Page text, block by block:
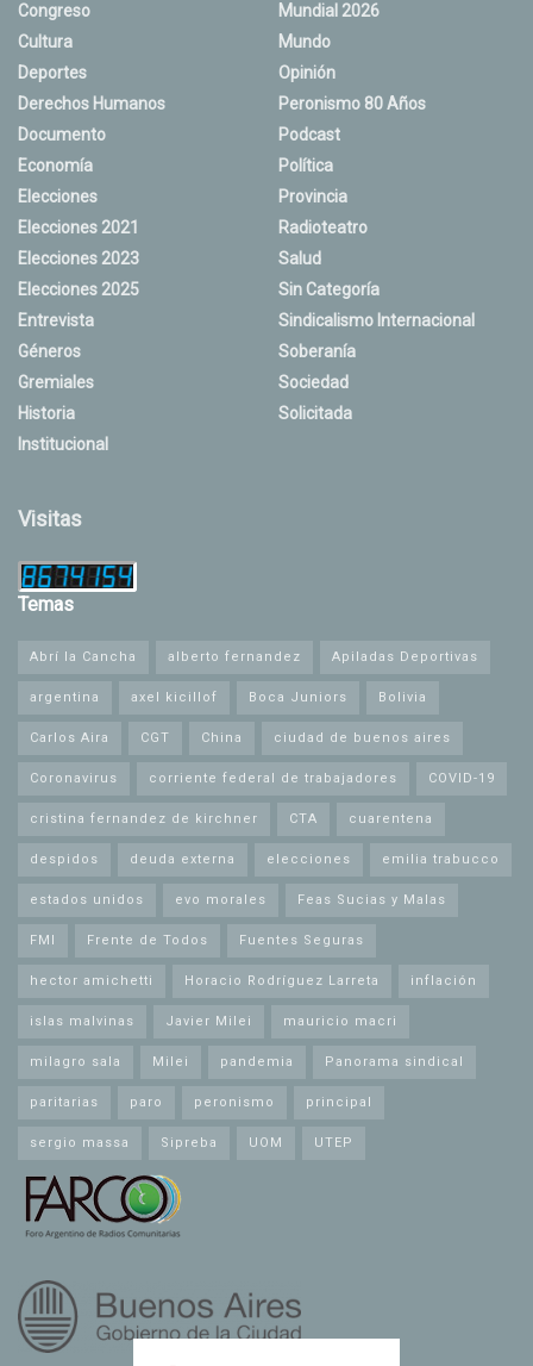
Congreso
Cultura
Deportes
Derechos Humanos
Documento
Economía
Elecciones
Elecciones 2021
Elecciones 2023
Elecciones 2025
Entrevista
Géneros
Gremiales
Historia
Institucional
Mundial 2026
Mundo
Opinión
Peronismo 80 Años
Podcast
Política
Provincia
Radioteatro
Salud
Sin Categoría
Sindicalismo Internacional
Soberanía
Sociedad
Solicitada
Visitas
Temas
Abrí la Cancha alberto fernandez Apiladas Deportivas
argentina axel kicillof Boca Juniors Bolivia
Carlos Aira CGT China ciudad de buenos aires
Coronavirus corriente federal de trabajadores COVID-19
cristina fernandez de kirchner CTA cuarentena
despidos deuda externa elecciones emilia trabucco
estados unidos evo morales Feas Sucias y Malas
FMI Frente de Todos Fuentes Seguras
hector amichetti Horacio Rodríguez Larreta inflación
islas malvinas Javier Milei mauricio macri
milagro sala Milei pandemia Panorama sindical
paritarias paro peronismo principal
sergio massa Sipreba UOM UTEP